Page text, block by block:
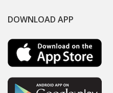
DOWNLOAD APP